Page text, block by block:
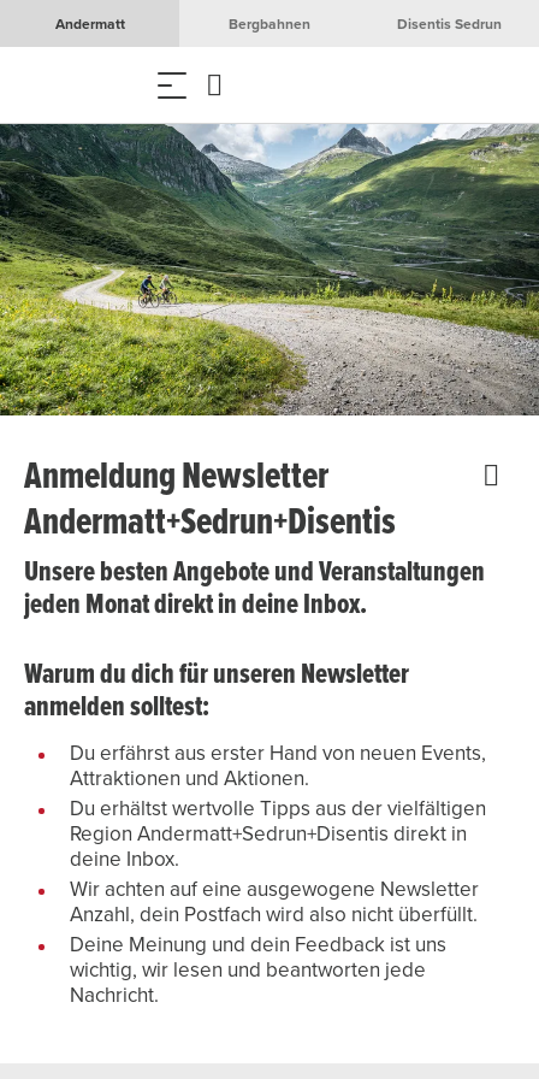
Andermatt Bergbahnen Disentis Sedrun
Anmeldung Newsletter
Andermatt+Sedrun+Disentis
Unsere besten Angebote und Veranstaltungen
jeden Monat direkt in deine Inbox.
Warum du dich für unseren Newsletter
anmelden solltest:
Du erfährst aus erster Hand von neuen Events,
Attraktionen und Aktionen.
Du erhältst wertvolle Tipps aus der vielfältigen
Region Andermatt+Sedrun+Disentis direkt in
deine Inbox.
Wir achten auf eine ausgewogene Newsletter
Anzahl, dein Postfach wird also nicht überfüllt.
Deine Meinung und dein Feedback ist uns
wichtig, wir lesen und beantworten jede
Nachricht.